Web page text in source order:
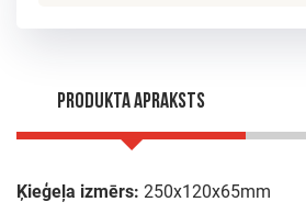
Produkta apraksts
Ķieģeļa izmērs: 250x120x65mm